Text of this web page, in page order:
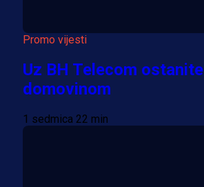
Promo vijesti
Uz BH Telecom
domovinom
1 sedmica 22 min